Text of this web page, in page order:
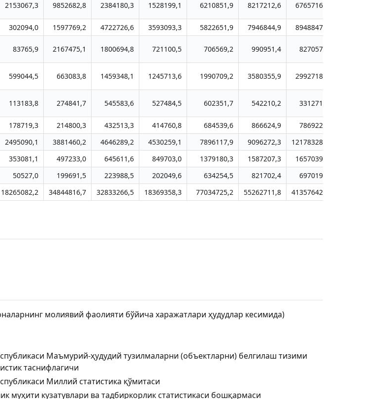
2153067,3 9852682,8 2384180,3 1528199,1 6210851,9 8217212,6 6765716,3
302094,0 1597769,2 4722726,6 3593093,3 5822651,9 7946844,9
8948847,5
83765,9 2167475,1 1800694,8 721100,5 706569,2 990951,4 827057,0
599044,5 663083,8 1459348,1 1245713,6 1990709,2 3580355,9 2992718,6
113183,8 274841,7 545583,6 527484,5 602351,7 542210,2 331271,5
178719,3 214800,3 432513,3 414760,8 684539,6 866624,9
786922,8
2495090,1 3881460,2 4646289,2 4530259,1 7896117,9 9096272,3
12178328,1
353081,1 497233,0 645611,6 849703,0 1379180,3 1587207,3
1657039,0
50527,0 199691,5 223988,5 202049,6 634254,5 821702,4
697019,8
18265082,2 34844816,7 32833266,5 18369358,3 77034725,2 55262711,8 41357642,5
молиявий фаолияти бўйича харажатлари ҳудудлар кесимида)
Маъмурий-ҳудудий тузилмаларни (объектларни) белгилаш тизими
таснифлагичи
Миллий статистика қўмитаси
муҳити кузатувлари ва тадбиркорлик статистикаси бошқармаси